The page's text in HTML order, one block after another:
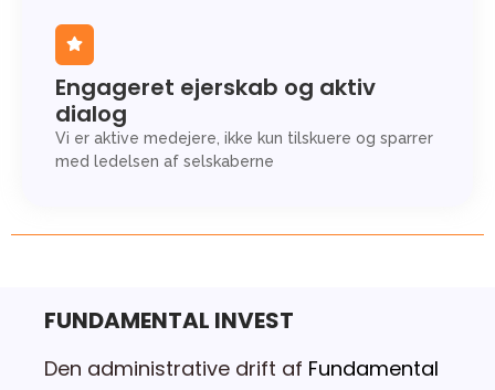
Engageret ejerskab og aktiv
dialog
Vi er aktive medejere, ikke kun tilskuere og sparrer
med ledelsen af selskaberne
FUNDAMENTAL INVEST
Den administrative drift af Fundamental